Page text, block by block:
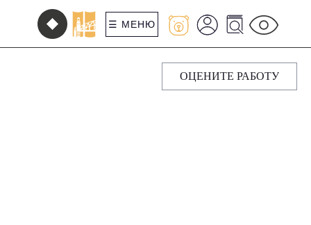
☰ МЕНЮ
ОЦЕНИТЕ РАБОТУ